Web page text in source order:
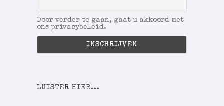
Door verder te gaan, gaat u akkoord met
ons privacybeleid.
LUISTER HIER...